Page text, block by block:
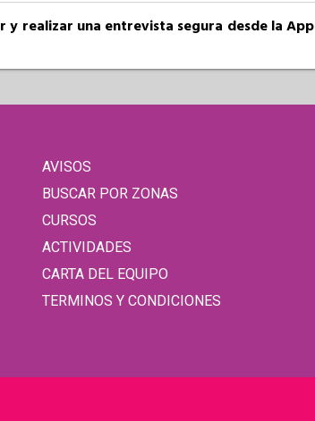
realizar una entrevista segura desde la App
AVISOS
BUSCAR POR ZONAS
CURSOS
ACTIVIDADES
CARTA DEL EQUIPO
TERMINOS Y CONDICIONES